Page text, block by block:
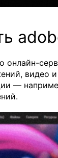
онлайн-
видео
—